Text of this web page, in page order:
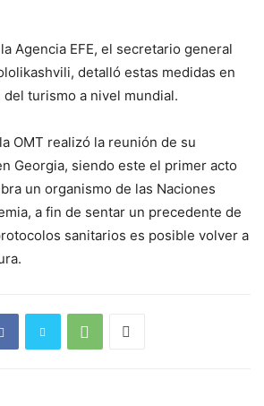
Agencia EFE, el secretario general
detalló estas medidas en
turismo a nivel mundial.
OMT realizó la reunión de su
Georgia, siendo este el primer acto
un organismo de las Naciones
a fin de sentar un precedente de
sanitarios es posible volver a